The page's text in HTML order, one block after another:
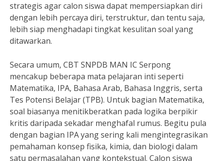
strategis agar calon siswa dapat mempersiapkan diri
dengan lebih percaya diri, terstruktur, dan tentu saja,
lebih siap menghadapi tingkat kesulitan soal yang
ditawarkan.
Secara umum, CBT SNPDB MAN IC Serpong
mencakup beberapa mata pelajaran inti seperti
Matematika, IPA, Bahasa Arab, Bahasa Inggris, serta
Tes Potensi Belajar (TPB). Untuk bagian Matematika,
soal biasanya menitikberatkan pada logika berpikir
kritis daripada sekadar menghafal rumus. Begitu pula
dengan bagian IPA yang sering kali mengintegrasikan
pemahaman konsep fisika, kimia, dan biologi dalam
satu permasalahan yang kontekstual. Calon siswa